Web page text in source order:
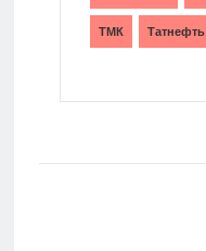
ТМК Татнефть